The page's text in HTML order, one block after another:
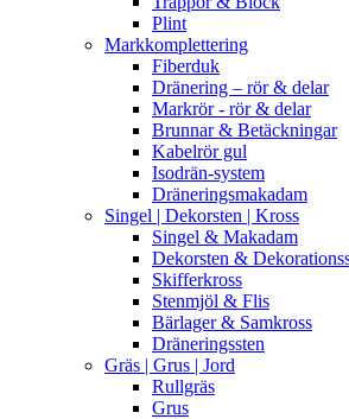
Plint
Markkomplettering
Fiberduk
Dränering – rör & delar
Markrör - rör & delar
Brunnar & Betäckningar
Kabelrör gul
Isodrän-system
Dräneringsmakadam
Singel | Dekorsten | Kross
Singel & Makadam
Dekorsten &
Skifferkross
Stenmjöl & Flis
Bärlager & Samkross
Dräneringssten
Gräs | Grus | Jord
Rullgräs
Grus